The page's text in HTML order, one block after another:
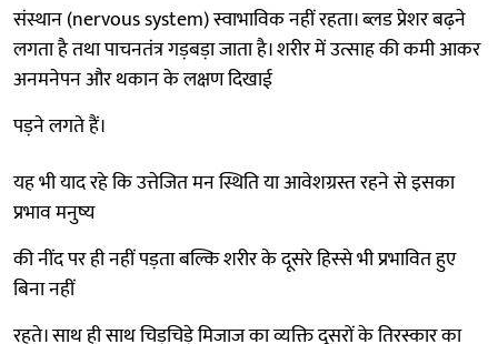
संस्थान (nervous system) स्वाभाविक नहीं रहता। ब्लड प्रेशर बढ़ने
लगता है तथा पाचनतंत्र गड़बड़ा जाता है। शरीर में उत्साह की कमी आकर
अनमनेपन और थकान के लक्षण दिखाई
पड़ने लगते हैं।
यह भी याद रहे कि उत्तेजित मन स्थिति या आवेशग्रस्त रहने से इसका
प्रभाव मनुष्य
की नींद पर ही नहीं पड़ता बल्कि शरीर के दूसरे हिस्से भी प्रभावित हुए
बिना नहीं
रहते। साथ ही साथ चिड़चिड़े मिजाज का व्यक्ति दूसरों के तिरस्कार का